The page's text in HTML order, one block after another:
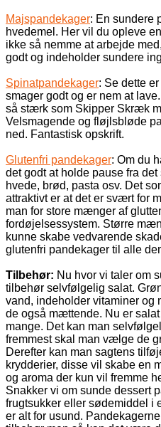
Majspandekager: En sundere
hvedemel. Her vil du opleve
ikke så nemme at arbejde
godt og indeholder sundere
Spinatpandekager: Se dette
smager godt og er nem at
så stærk som Skipper Skræk
Velsmagende og fløjlsbløde
ned. Fantastisk opskrift.
Glutenfri pandekager: Om du
det godt at holde pause fra
hvede, brød, pasta osv. Det
attraktivt er at det er svært for
man for store mænger af
fordøjelsessystem. Større
kunne skabe vedvarende
glutenfri pandekager til alle
Tilbehør: Nu hvor vi taler om
tilbehør selvfølgelig salat.
vand, indeholder vitaminer og
de også mættende. Nu er
mange. Det kan man
fremmest skal man vælge de
Derefter kan man sagtens
krydderier, disse vil skabe en
og aroma der kun vil fremme
Snakker vi om sunde dessert
frugtsukker eller sødemiddel i
er alt for usund.